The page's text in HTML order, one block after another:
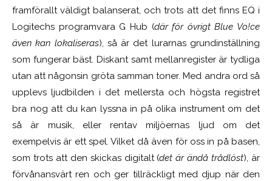
framförallt väldigt balanserat, och trots att det finns EQ i
Logitechs programvara G Hub (där för övrigt Blue Vo!ce
även kan lokaliseras), så är det lurarnas grundinställning
som fungerar bäst. Diskant samt mellanregister är tydliga
utan att någonsin gröta samman toner. Med andra ord så
upplevs ljudbilden i det mellersta och högsta registret
bra nog att du kan lyssna in på olika instrument om det
så är musik, eller rentav miljöernas ljud om det
exempelvis är ett spel. Vilket då även för oss in på basen,
som trots att den skickas digitalt (det är ändå trådlöst), är
förvånansvärt ren och ger tillräckligt med djup när den